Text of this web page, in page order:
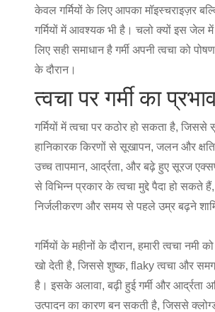
केवल गर्मियों के लिए आपका मॉइस्चराइज़र
गर्मियों में आवश्यक भी है। चलो क्यों इस जेल में
लिए सही समाधान है गर्मी अपनी त्वचा को
के दौरान।
त्वचा पर गर्मी का
गर्मियों में त्वचा पर कठोर हो सकता है, जिससे
हानिकारक किरणों से सूखापन, जलन और
उच्च तापमान, आर्द्रता, और बढ़े हुए सूरज
से विभिन्न प्रकार के त्वचा मुद्दे पैदा हो सकते
निर्जलीकरण और समय से पहले उम्र बढ़ने
गर्मियों के महीनों के दौरान, हमारी त्वचा नमी
खो देती है, जिससे शुष्क, flaky त्वचा और
है। इसके अलावा, बढ़ी हुई गर्मी और आर्द्रता
उत्पादन का कारण बन सकती है, जिससे